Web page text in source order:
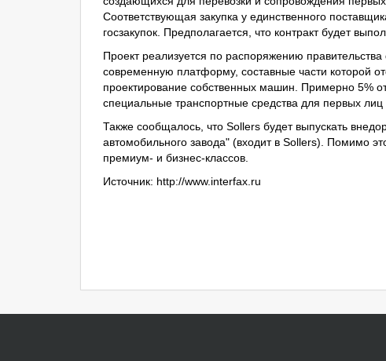
Соответствующая закупка у единственного
госзакупок. Предполагается, что контракт будет
Проект реализуется по распоряжению
современную платформу, составные части которой
проектирование собственных машин. Примерно 5%
специальные транспортные средства для первых лиц
Также сообщалось, что Sollers будет выпускать
автомобильного завода" (входит в Sollers). Помимо
премиум- и бизнес-классов.
Источник: http://www.interfax.ru